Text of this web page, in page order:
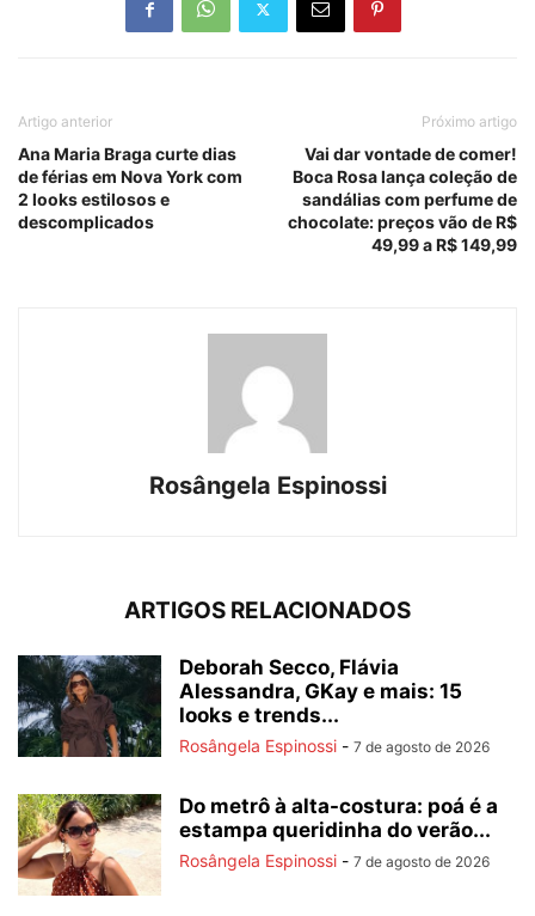
Artigo anterior
Ana Maria Braga curte dias
de férias em Nova York com
2 looks estilosos e
descomplicados
Próximo artigo
Vai dar vontade de comer!
Boca Rosa lança coleção de
sandálias com perfume de
chocolate: preços vão de R$
49,99 a R$ 149,99
Rosângela Espinossi
ARTIGOS RELACIONADOS
Deborah Secco, Flávia
Alessandra, GKay e mais: 15
looks e trends...
Rosângela Espinossi - 7 de agosto de 2026
Do metrô à alta-costura: poá é a
estampa queridinha do verão...
Rosângela Espinossi - 7 de agosto de 2026